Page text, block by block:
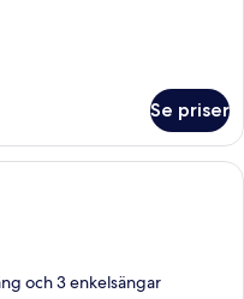
Se priser
sovrum med en stor säng, ett
och 3 enkelsängar